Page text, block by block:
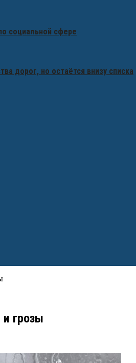
социальной сфере
дорог, но остаётся внизу списка
грозы